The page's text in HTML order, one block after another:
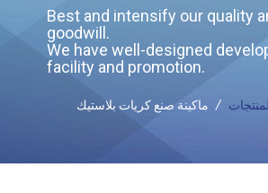
Best and intensify our quality
goodwill.
We have well-designed
facility and promotion.
المنتجات / ماكينة صنع كريات بلاستيك